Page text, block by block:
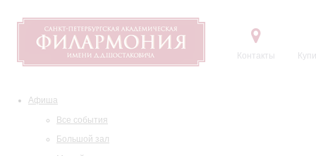
Контакты
Афиша
Все события
Большой зал